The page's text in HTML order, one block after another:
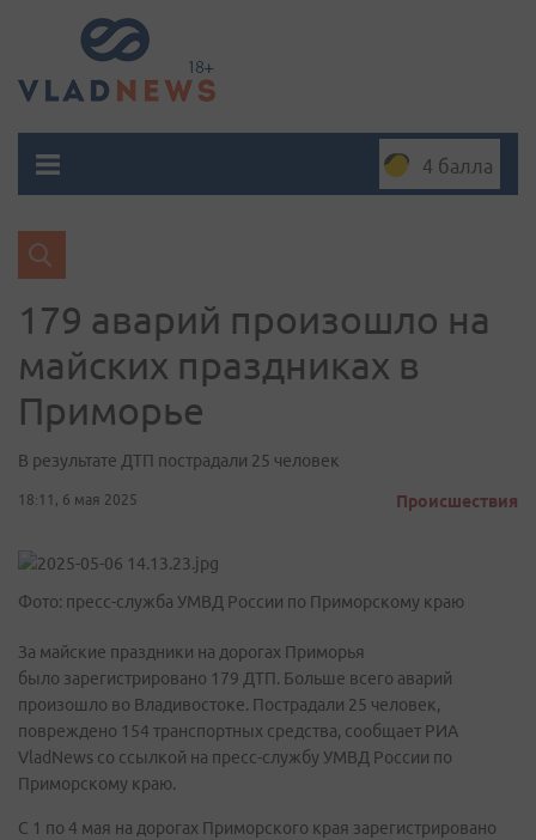
4 балла
179 аварий произошло на
майских праздниках в
Приморье
В результате ДТП пострадали 25 человек
18:11, 6 мая 2025 Происшествия
Фото: пресс-служба УМВД России по Приморскому краю
За майские праздники на дорогах Приморья
было зарегистрировано 179 ДТП. Больше всего аварий
произошло во Владивостоке. Пострадали 25 человек,
повреждено 154 транспортных средства, сообщает РИА
VladNews со ссылкой на пресс-службу УМВД России по
Приморскому краю.
С 1 по 4 мая на дорогах Приморского края зарегистрировано